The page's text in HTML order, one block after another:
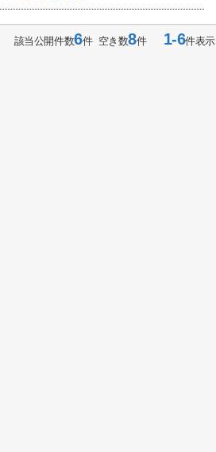
該当公開件数6件 空き数8件1-6件表示